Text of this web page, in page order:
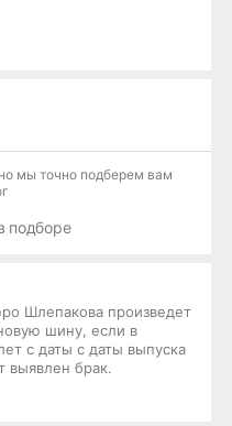
мы точно подберем вам
подборе
Шлепакова произведет
шину, если в
с даты с даты выпуска
выявлен брак.